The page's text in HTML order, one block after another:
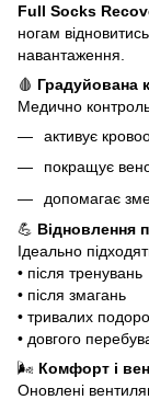
Full Socks
ногам
навантаження.
🩸 Градуйована
Медично
активує
покращує
допомагає
💪 Відновлення
Ідеально
• після тренувань
• після змагань
• тривалих
• довгого
🌬 Комфорт і
Оновлені